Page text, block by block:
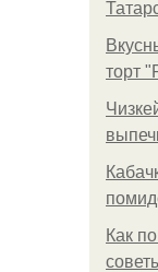
торт
Как